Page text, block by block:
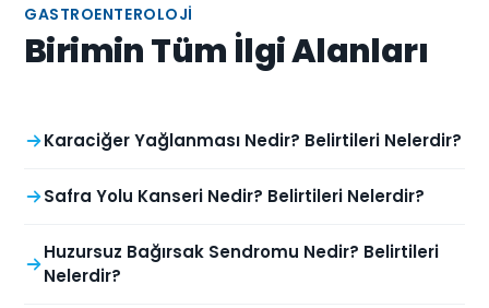
GASTROENTEROLOJI
Birimin Tüm İlgi Alanları
Karaciğer Yağlanması Nedir? Belirtileri Nelerdir?
Safra Yolu Kanseri Nedir? Belirtileri Nelerdir?
Huzursuz Bağırsak Sendromu Nedir? Belirtileri
Nelerdir?